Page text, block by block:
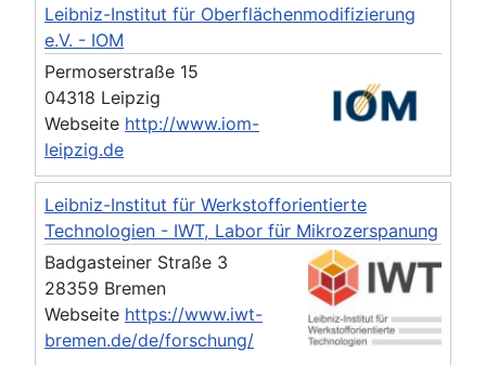
Leibniz-Institut für Oberflächenmodifizierung
e.V. - IOM
Permoserstraße 15
04318 Leipzig
Webseite http://www.iom-
leipzig.de
Leibniz-Institut für Werkstofforientierte
Technologien - IWT, Labor für Mikrozerspanung
Badgasteiner Straße 3
28359 Bremen
Webseite https://www.iwt-
bremen.de/de/forschung/